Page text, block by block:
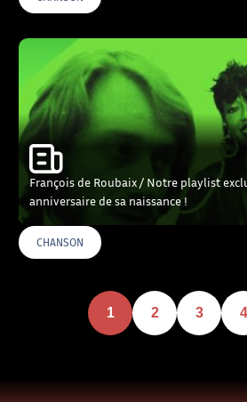
François de Roubaix / Notre playlist
anniversaire de sa naissance !
CHANSON
1 2 3 4